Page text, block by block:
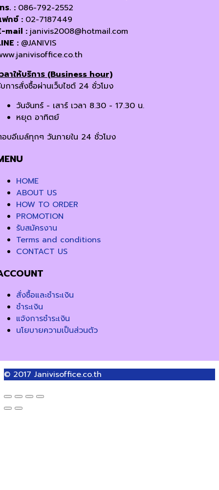
ร. : 086-792-2552
กซ์ : 02-7187449
mail : janivis2008@hotmail.com
: @JANIVIS
ลาให้บริการ (Business hour)
การสั่งซื้อผ่านเว็บไซต์ 24 ชั่วโมง
วันจันทร์ - เสาร์ เวลา 8.30 - 17.30 น.
หยุด อาทิตย์
บอีเมล์ทุกๆ วันภายใน 24 ชั่วโมง
HOME
ABOUT US
HOW TO ORDER
PROMOTION
รับสมัครงาน
Terms and conditions
CONTACT US
สั่งซื้อและชำระเงิน
ชำระเงิน
แจ้งการชำระเงิน
นโยบายความเป็นส่วนตัว
© 2017 Janivisoffice.co.th